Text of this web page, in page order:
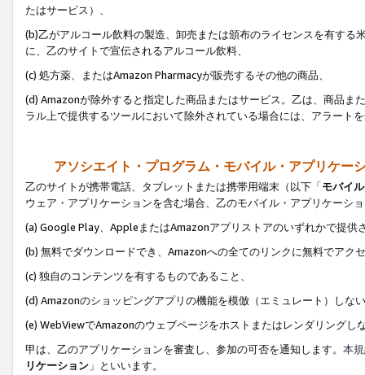
たはサービス）、
(b)乙がアルコール飲料の製造、卸売または頒布のライセンスを有す
に、乙のサイトで宣伝されるアルコール飲料、
(c) 処方薬、またはAmazon Pharmacyが販売するその他の商品、
(d) Amazonが除外すると指定した商品またはサービス。乙は、商品ま
ラル上で提供するツールにおいて除外されている場合には、アラート
アソシエイト・プログラム・モバイル・アプリケー
乙のサイトが携帯電話、タブレットまたは携帯用端末（以下「モバイ
ウェア・アプリケーションを含む場合、乙のモバイル・アプリケーシ
(a) Google Play、AppleまたはAmazonアプリストアのいずれかで提供
(b) 無料でダウンロードでき、Amazonへの全てのリンクに無料でアク
(c) 独自のコンテンツを有するものであること、
(d) Amazonのショッピングアプリの機能を模倣（エミュレート）しな
(e) WebViewでAmazonのウェブページをホストまたはレンダリングし
甲は、乙のアプリケーションを審査し、参加の可否を通知します。 本
リケーション 」といいます。